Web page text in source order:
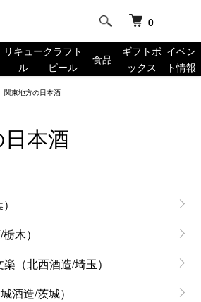
0
リキュー
ル
クラフト
ビール
食品
ギフトボ
ックス
イベン
ト情報
関東地方の日本酒
本酒
木）
（北西酒造/埼玉）
酒造/茨城）